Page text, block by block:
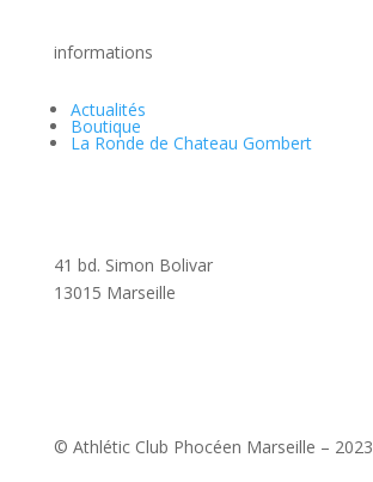
informations
Actualités
Boutique
La Ronde de Chateau Gombert
41 bd. Simon Bolivar
13015 Marseille
© Athlétic Club Phocéen Marseille – 2023